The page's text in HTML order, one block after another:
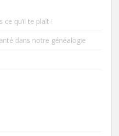
qu’il te plaît !
dans notre généalogie